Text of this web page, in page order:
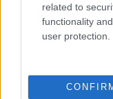
related to
functionality
user protection.
Απαντήστε